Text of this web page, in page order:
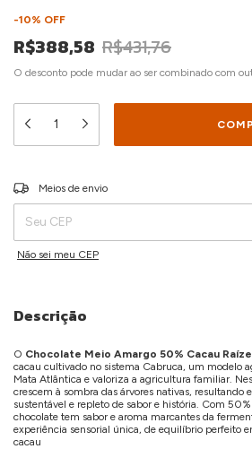
-10% OFF
R$388,58 R$431,76
O desconto pode mudar ao ser combinado com
Entregas para o CEP:
Meios de envio
Não sei meu CEP
Descrição
O Chocolate Meio Amargo 50% Cacau
cacau cultivado no sistema Cabruca, um modelo
Mata Atlântica e valoriza a agricultura familiar.
crescem à sombra das árvores nativas, resultando
sustentável e repleto de sabor e história. Com
chocolate tem sabor e aroma marcantes da
experiência sensorial única, de equilíbrio perfeito
cacau